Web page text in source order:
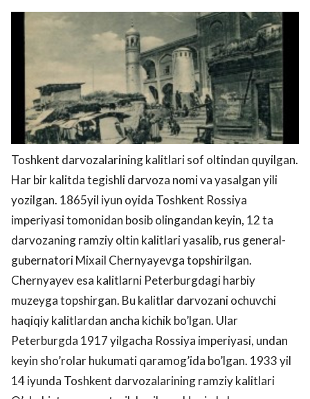
Toshkent darvozalarining kalitlari sof oltindan quyilgan.
Har bir kalitda tegishli darvoza nomi va yasalgan yili
yozilgan. 1865yil iyun oyida Toshkent Rossiya
imperiyasi tomonidan bosib olingandan keyin, 12 ta
darvozaning ramziy oltin kalitlari yasalib, rus general-
gubernatori Mixail Chernyayevga topshirilgan.
Chernyayev esa kalitlarni Peterburgdagi harbiy
muzeyga topshirgan. Bu kalitlar darvozani ochuvchi
haqiqiy kalitlardan ancha kichik bo’lgan. Ular
Peterburgda 1917 yilgacha Rossiya imperiyasi, undan
keyin sho’rolar hukumati qaramog’ida bo’lgan. 1933 yil
14 iyunda Toshkent darvozalarining ramziy kalitlari